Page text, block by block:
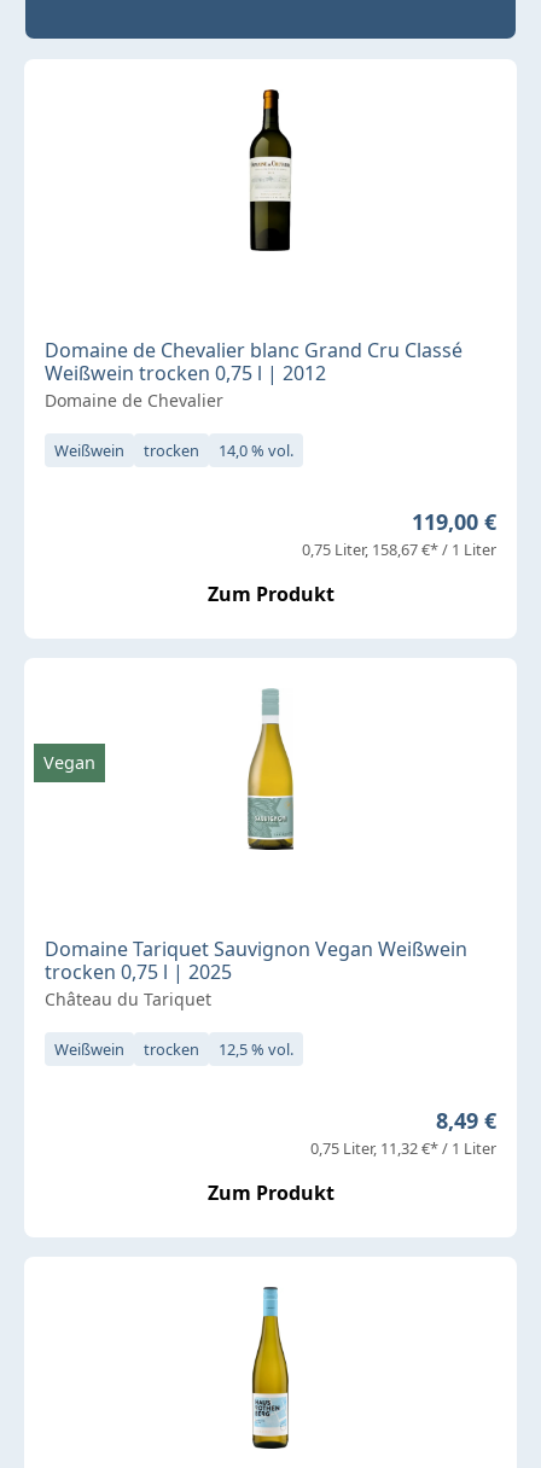
Domaine de Chevalier blanc Grand Cru Classé
Weißwein trocken 0,75 l | 2012
Domaine de Chevalier
Weißwein trocken 14,0 % vol.
Regulärer
119,00 €
0,75 Liter 158,67 €* / 1 Liter
Zum Produkt
Domaine Tariquet Sauvignon Vegan Weißwein
trocken 0,75 l | 2025
Château du Tariquet
Weißwein trocken 12,5 % vol.
Regulärer
8,49 €
0,75 Liter 11,32 €* / 1 Liter
Zum Produkt
Vegan